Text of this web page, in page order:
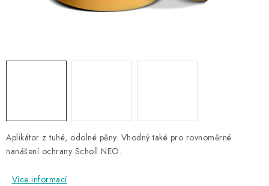
PRODÁVANÉ ZNAČKY
Aplikátor z tuhé, odolné pěny. Vhodný také pro rovnoměrné
nanášení ochrany Scholl NEO.
Více informací